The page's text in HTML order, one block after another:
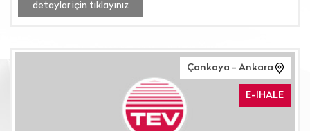
detaylar için tıklayınız
Çankaya - Ankara
E-İHALE